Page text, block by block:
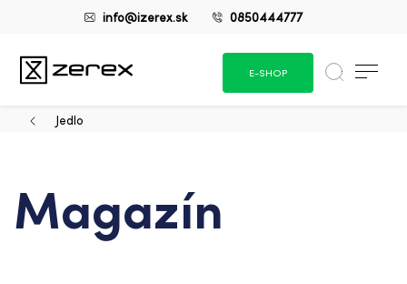
info@izerex.sk 0850444777
E-SHOP
Jedlo
Magazín